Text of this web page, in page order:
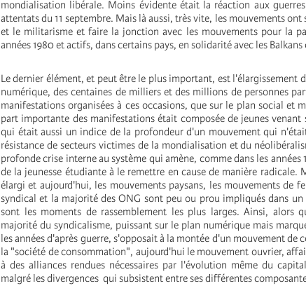
mondialisation libérale. Moins évidente était la réaction aux
attentats du 11 septembre. Mais là aussi, très vite, les mouvements
et le militarisme et faire la jonction avec les mouvements pour la
années 1980 et actifs, dans certains pays, en solidarité avec les Balkans
Le dernier élément, et peut être le plus important, est l'élargissement
numérique, des centaines de milliers et des millions de personnes
manifestations organisées à ces occasions, que sur le plan social et
part importante des manifestations était composée de jeunes
qui était aussi un indice de la profondeur d'un mouvement qui
résistance de secteurs victimes de la mondialisation et du
profonde crise interne au système qui amène, comme dans les
de la jeunesse étudiante à le remettre en cause de manière radicale.
élargi et aujourd'hui, les mouvements paysans, les mouvements de
syndical et la majorité des ONG sont peu ou prou impliqués dans
sont les moments de rassemblement les plus larges. Ainsi, alors
majorité du syndicalisme, puissant sur le plan numérique mais
les années d'après guerre, s'opposait à la montée d'un mouvement
la "société de consommation", aujourd'hui le mouvement ouvrier,
à des alliances rendues nécessaires par l'évolution même du
malgré les divergences qui subsistent entre ses différentes